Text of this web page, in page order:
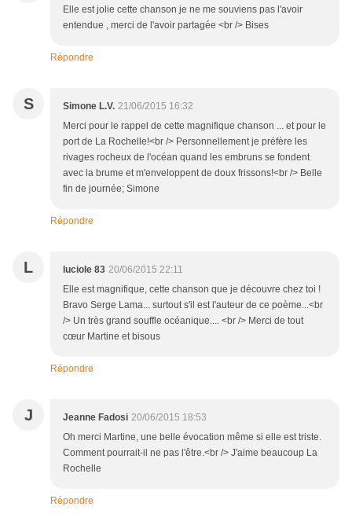
Elle est jolie cette chanson je ne me souviens pas l'avoir
entendue , merci de l'avoir partagée <br /> Bises
Répondre
S Simone L.V. 21/06/2015 16:32
Merci pour le rappel de cette magnifique chanson ... et pour le
port de La Rochelle!<br /> Personnellement je préfère les
rivages rocheux de l'océan quand les embruns se fondent
avec la brume et m'enveloppent de doux frissons!<br /> Belle
fin de journée; Simone
Répondre
L luciole 83 20/06/2015 22:11
Elle est magnifique, cette chanson que je découvre chez toi !
Bravo Serge Lama... surtout s'il est l'auteur de ce poème...<br
/> Un très grand souffle océanique.... <br /> Merci de tout
cœur Martine et bisous
Répondre
J Jeanne Fadosi 20/06/2015 18:53
Oh merci Martine, une belle évocation même si elle est triste.
Comment pourrait-il ne pas l'être.<br /> J'aime beaucoup La
Rochelle
Répondre